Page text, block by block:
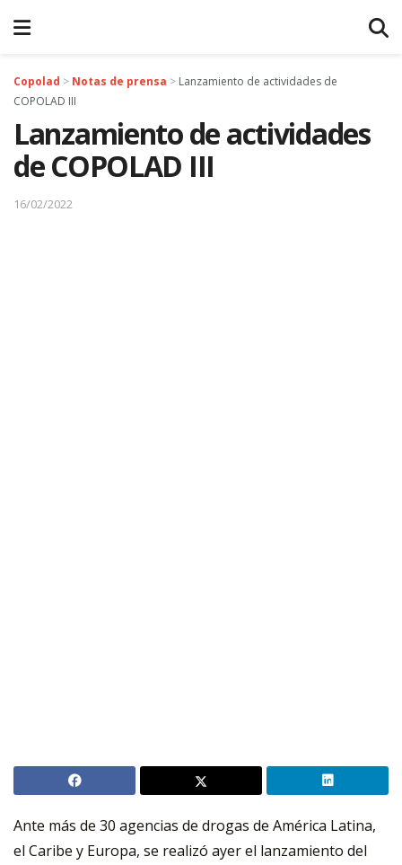
Copolad > Notas de prensa > Lanzamiento de actividades de
COPOLAD III
Lanzamiento de actividades
de COPOLAD III
16/02/2022
Ante más de 30 agencias de drogas de América Latina,
el Caribe y Europa, se realizó ayer el lanzamiento del